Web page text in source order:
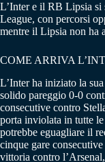
L’Inter e il RB Lipsia si
League, con percorsi
mentre il Lipsia non ha
COME ARRIVA
L’Inter ha iniziato la
solido pareggio 0-0
consecutive contro
porta inviolata in tutte
potrebbe eguagliare il
cinque gare
vittoria contro